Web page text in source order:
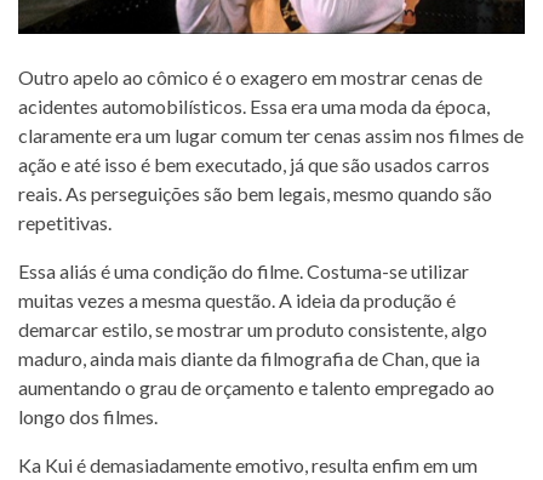
Outro apelo ao cômico é o exagero em mostrar cenas de
acidentes automobilísticos. Essa era uma moda da época,
claramente era um lugar comum ter cenas assim nos filmes de
ação e até isso é bem executado, já que são usados carros
reais. As perseguições são bem legais, mesmo quando são
repetitivas.
Essa aliás é uma condição do filme. Costuma-se utilizar
muitas vezes a mesma questão. A ideia da produção é
demarcar estilo, se mostrar um produto consistente, algo
maduro, ainda mais diante da filmografia de Chan, que ia
aumentando o grau de orçamento e talento empregado ao
longo dos filmes.
Ka Kui é demasiadamente emotivo, resulta enfim em um